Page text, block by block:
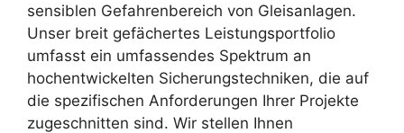
sensiblen Gefahrenbereich von Gleisanlagen.
Unser breit gefächertes Leistungsportfolio
umfasst ein umfassendes Spektrum an
hochentwickelten Sicherungstechniken, die auf
die spezifischen Anforderungen Ihrer Projekte
zugeschnitten sind. Wir stellen Ihnen